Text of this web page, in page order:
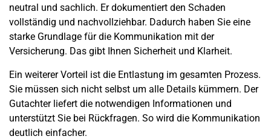
neutral und sachlich. Er dokumentiert den Schaden
vollständig und nachvollziehbar. Dadurch haben Sie eine
starke Grundlage für die Kommunikation mit der
Versicherung. Das gibt Ihnen Sicherheit und Klarheit.
Ein weiterer Vorteil ist die Entlastung im gesamten Prozess.
Sie müssen sich nicht selbst um alle Details kümmern. Der
Gutachter liefert die notwendigen Informationen und
unterstützt Sie bei Rückfragen. So wird die Kommunikation
deutlich einfacher.